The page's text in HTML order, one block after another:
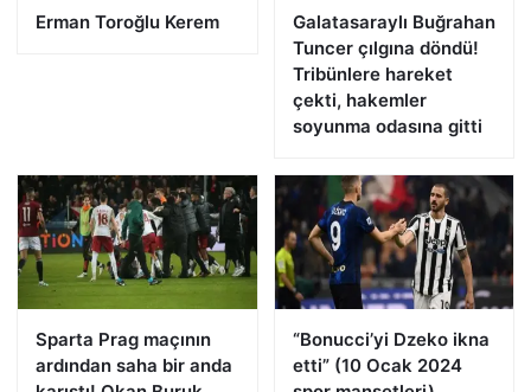
Erman Toroğlu Kerem
Galatasaraylı Buğrahan
Tuncer çılgına döndü!
Tribünlere hareket
çekti, hakemler
soyunma odasına gitti
Sparta Prag maçının
ardından saha bir anda
“Bonucci’yi Dzeko ikna
etti” (10 Ocak 2024